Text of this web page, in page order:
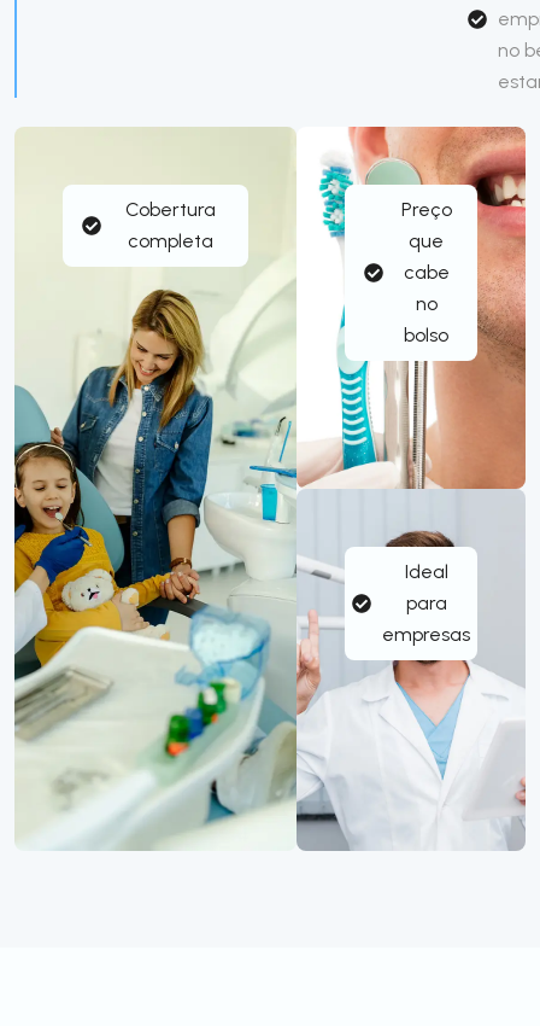
Cobertura
completa
Preço
que
cabe
no
bolso
Ideal
para
empresas
no